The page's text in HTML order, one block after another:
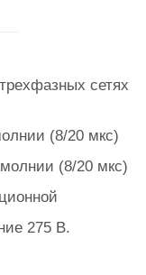
сетях
(8/20 мкс)
(8/20 мкс)
275 В.